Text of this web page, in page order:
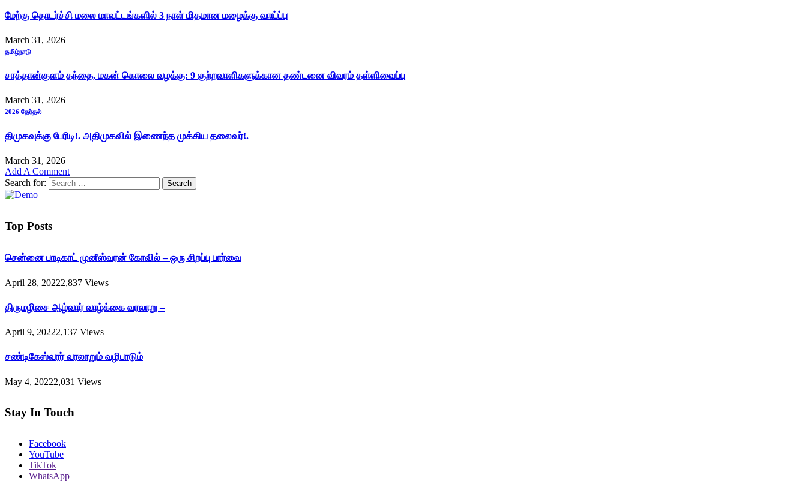
மேற்கு தொடர்ச்சி மலை மாவட்டங்களில் 3 நாள் மிதமான மழைக்கு வாய்ப்பு
March 31, 2026
தமிழ்நாடு
சாத்தான்குளம் தந்தை, மகன் கொலை வழக்கு: 9 குற்றவாளிகளுக்கான தண்டனை விவரம் தள்ளிவைப்பு
March 31, 2026
2026 தேர்தல்
திமுகவுக்கு பேரிடி!. அதிமுகவில் இணைந்த முக்கிய தலைவர்!.
March 31, 2026
Add A Comment
Search for:
Top Posts
சென்னை பாடிகாட் முனீஸ்வரன் கோவில் – ஒரு சிறப்பு பார்வை
April 28, 20222,837 Views
திருமழிசை ஆழ்வார் வாழ்க்கை வரலாறு –
April 9, 20222,137 Views
சண்டிகேஸ்வரர் வரலாறும் வழிபாடும்
May 4, 20222,031 Views
Stay In Touch
Facebook
YouTube
TikTok
WhatsApp